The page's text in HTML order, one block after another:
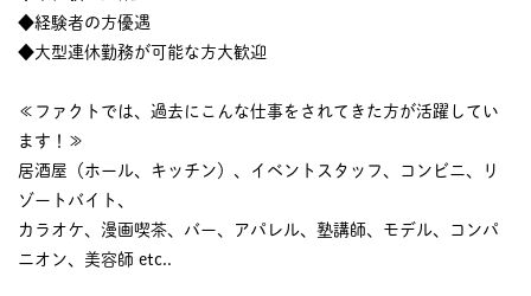
◆経験者の方優遇
◆大型連休勤務が可能な方大歓迎
≪ファクトでは、過去にこんな仕事をされてきた方が活躍してい
ます！≫
居酒屋（ホール、キッチン）、イベントスタッフ、コンビニ、リ
ゾートバイト、
カラオケ、漫画喫茶、バー、アパレル、塾講師、モデル、コンパ
ニオン、美容師 etc..